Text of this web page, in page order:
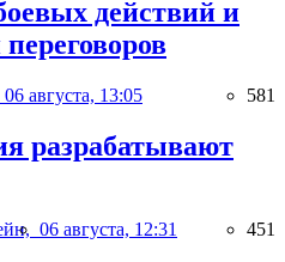
действий и
06 августа, 13:05 581
разрабатывают
06 августа, 12:31 451